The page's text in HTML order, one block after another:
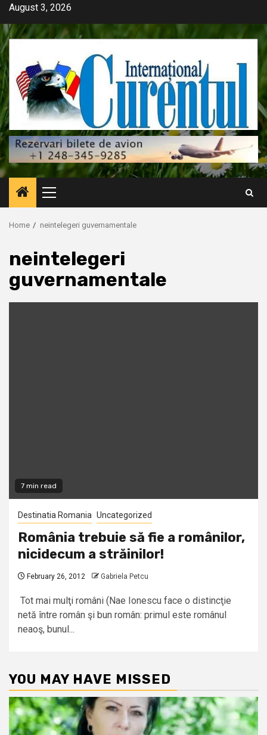
Skip
content
August 3, 2026
Primary
Menu
Home neintelegeri guvernamentale
neintelegeri
guvernamentale
7 min read
Destinatia Romania Uncategorized
România trebuie să fie a românilor,
nicidecum a străinilor!
February 26, 2012 Gabriela Petcu
Tot mai mulţi români (Nae Ionescu face o distincţie
netă între român şi bun român: primul este românul
neaoş, bunul...
YOU MAY HAVE MISSED